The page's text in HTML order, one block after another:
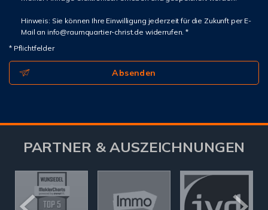
Hinweis: Sie können Ihre Einwilligung jederzeit für die Zukunft per E-
Mail an info@raumquartier-christ.de widerrufen. *
* Pflichtfelder
Absenden
PARTNER & AUSZEICHNUNGEN